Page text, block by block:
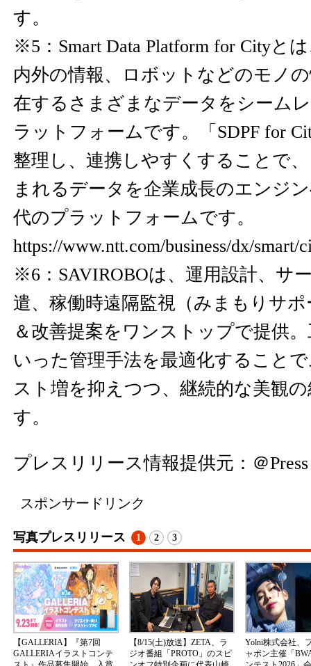
す。
※5：Smart Data Platform for Cityと
内外の情報、ロボットなどのモノ
在するさまざまなデータをシーム
ラットフォームです。「SDPF for
整理し、連携しやすくすることで
まれるデータを企業成長のエンジ
代のプラットフォームです。
https://www.ntt.com/business/dx/smart/
※6：SAVIROBOは、運用設計、サ
遣、稼働時遠隔監視（みまもりサ
＆改善提案をワンストップで提供
いった管理手法を最適化すること
スト増を抑えつつ、継続的な美観
す。
プレスリリース情報提供元： ＠Press
スポンサードリンク
写真プレスリリース 1 2 3
【GALLERIA】『第7回
GALLERIAイラストコンテ
【8/15(土)放送】ZETA、ラ
ジオ番組「PROTO」のスピ
Yolni株式会社、
ャポン主催「